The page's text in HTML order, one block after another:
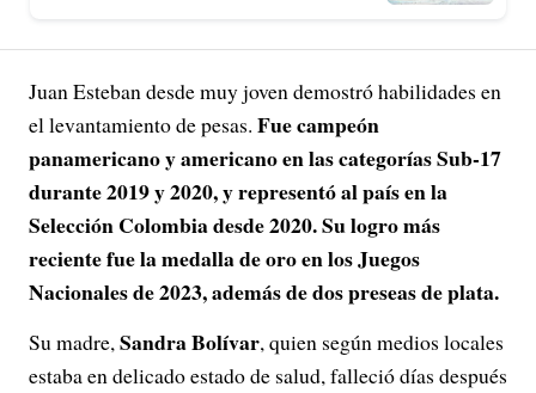
Juan Esteban desde muy joven demostró habilidades en
el levantamiento de pesas. Fue campeón
panamericano y americano en las categorías Sub-17
durante 2019 y 2020, y representó al país en la
Selección Colombia desde 2020. Su logro más
reciente fue la medalla de oro en los Juegos
Nacionales de 2023, además de dos preseas de plata.
Su madre,Sandra Bolívar, quien según medios locales
estaba en delicado estado de salud, falleció días después